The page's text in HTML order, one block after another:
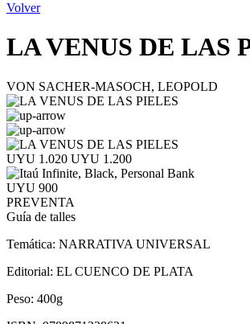
Volver
LA VENUS DE LAS
VON SACHER-MASOCH, LEOPOLD
UYU 1.020 UYU 1.200
UYU 900
PREVENTA
Guía de talles
Temática: NARRATIVA UNIVERSAL
Editorial: EL CUENCO DE PLATA
Peso: 400g